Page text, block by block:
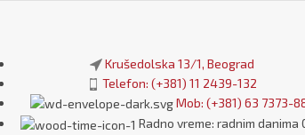
Krušedolska 13/1, Beograd
Telefon: (+381) 11 2439-132
Mob: (+381) 63 7373-
Radno vreme: radnim danima